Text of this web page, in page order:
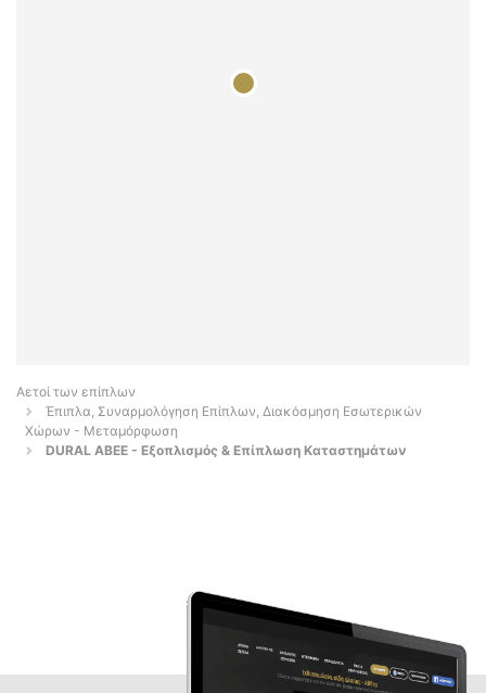
Αετοί των επίπλων
Έπιπλα, Συναρμολόγηση Επίπλων, Διακόσμηση Εσωτερικών
Χώρων - Μεταμόρφωση
DURAL ΑΒΕΕ - Εξοπλισμός & Επίπλωση Καταστημάτων